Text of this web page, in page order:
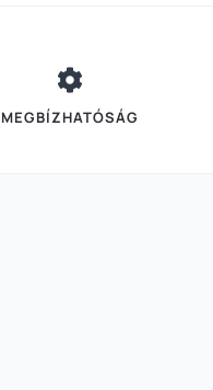
MEGBÍZHATÓSÁG